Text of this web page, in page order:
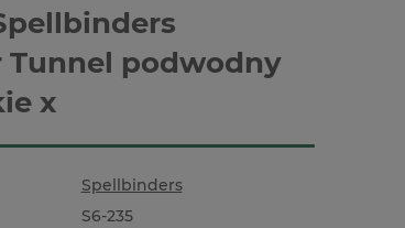
Tunnel podwodny
x
Spellbinders
S6-235